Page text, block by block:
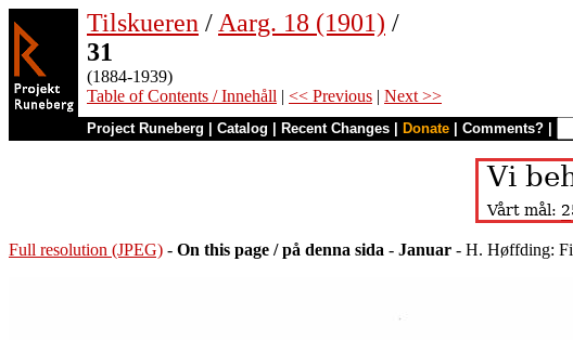
Tilskueren / Aarg. 18 (1901) /
31
(1884-1939)
Table of Contents / Innehåll | << Previous | Next >>
Project Runeberg Catalog Recent Changes Donate Comments?
Full resolution (JPEG) - On this page / på denna sida - Januar - H. Høffding: